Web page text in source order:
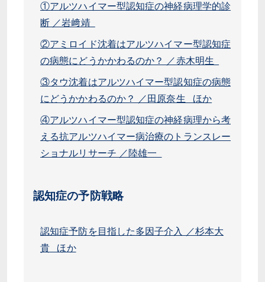
①アルツハイマー型認知症の神経病理学的診
断 ／岩﨑靖
②アミロイド沈着はアルツハイマー型認知症
の病態にどうかかわるのか？ ／赤木明生
③タウ沈着はアルツハイマー型認知症の病態
にどうかかわるのか？ ／田原奈生 ほか
④アルツハイマー型認知症の神経病理から考
える抗アルツハイマー病治療のトランスレー
ショナルリサーチ ／陸雄一
認知症の予防戦略
認知症予防を目指した多因子介入 ／杉本大
貴 ほか